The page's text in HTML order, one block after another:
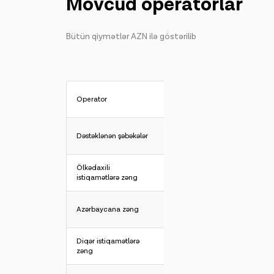
Bütün qiymətlər AZN ilə göstərilib
Operator
Dəstəklənən şəbəkələr
Ölkədaxili
istiqamətlərə zəng
Azərbaycana zəng
Diqər istiqamətlərə
zəng